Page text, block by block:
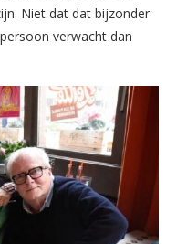
Niet dat dat bijzonder
verwacht dan